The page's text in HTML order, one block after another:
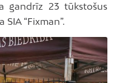
gandrīz 23 tūkstošus
“Fixman”.